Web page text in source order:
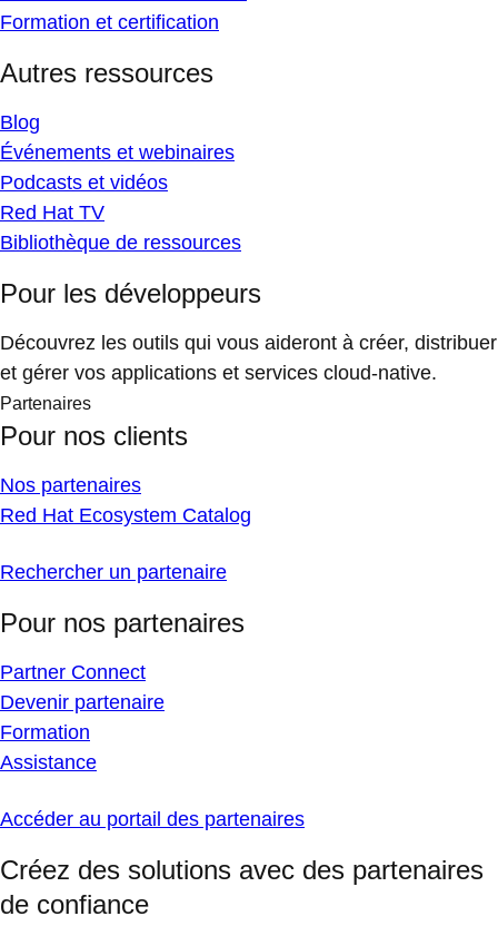
Formation et certification
Autres ressources
Blog
Événements et webinaires
Podcasts et vidéos
Red Hat TV
Bibliothèque de ressources
Pour les développeurs
Découvrez les outils qui vous aideront à créer, distribuer
et gérer vos applications et services cloud-native.
Partenaires
Pour nos clients
Nos partenaires
Red Hat Ecosystem Catalog
Rechercher un partenaire
Pour nos partenaires
Partner Connect
Devenir partenaire
Formation
Assistance
Accéder au portail des partenaires
Créez des solutions avec des partenaires
de confiance